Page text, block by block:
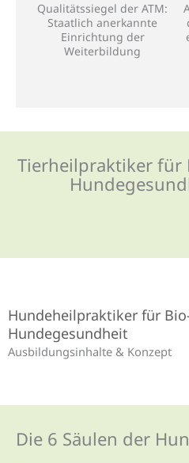
Qualitätssiegel der ATM:
Staatlich anerkannte
Einrichtung der
Weiterbildung
Tierheilpraktiker für
Hundeheilpraktiker für
Hundegesundheit
Ausbildungsinhalte & Konzept
Die 6 Säulen der